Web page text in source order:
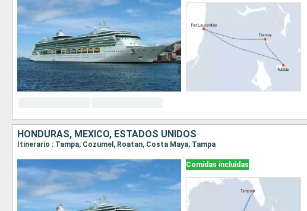
HONDURAS, MÉXICO, ESTADOS UNIDOS
Itinerario : Tampa, Cozumel, Roatan, Costa Maya, Tampa
Comidas incluidas